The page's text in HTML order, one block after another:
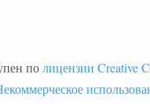
полицензии Creative